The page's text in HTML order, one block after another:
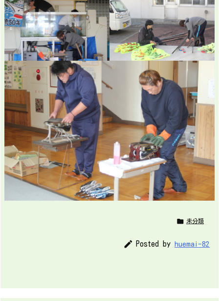
 未分類
 Posted by huemai-82